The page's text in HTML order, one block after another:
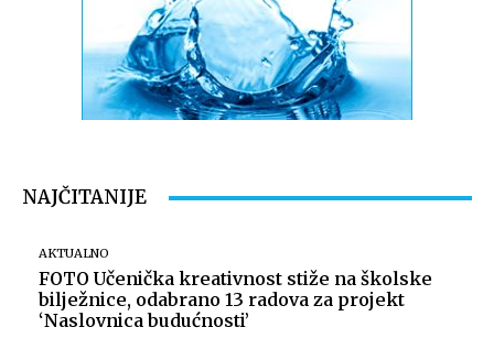
Izvor: Općina Novigrad Podravski
NAJČITANIJE
AKTUALNO
FOTO Učenička kreativnost stiže na školske
bilježnice, odabrano 13 radova za projekt
‘Naslovnica budućnosti’